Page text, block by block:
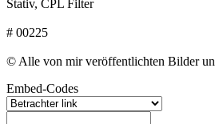
Stativ, CPL Filter
# 00225
© Alle von mir veröffentlichten Bilder
Embed-Codes